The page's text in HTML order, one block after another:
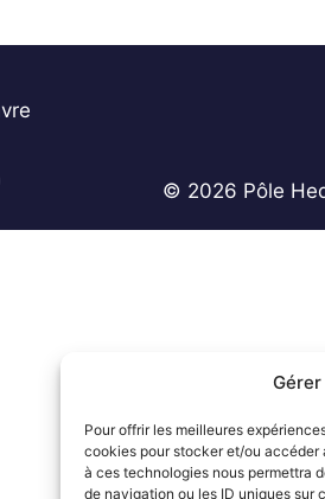
Pour offrir les meilleures
cookies pour stocker et/ou accéder
à ces technologies nous permettra
de navigation ou les ID uniques sur
© 2026 Pôle